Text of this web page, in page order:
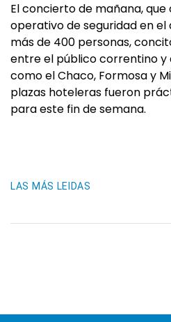
El concierto de mañana,
operativo de seguridad en
más de 400 personas,
entre el público correntino y
como el Chaco, Formosa y
plazas hoteleras fueron
para este fin de semana.
LAS MÁS LEIDAS